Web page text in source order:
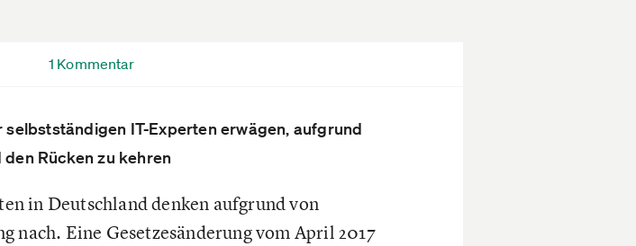
1 Kommentar
selbstständigen IT-Experten erwägen, aufgrund
Rücken zu kehren
in Deutschland denken aufgrund von
nach. Eine Gesetzesänderung vom April 2017